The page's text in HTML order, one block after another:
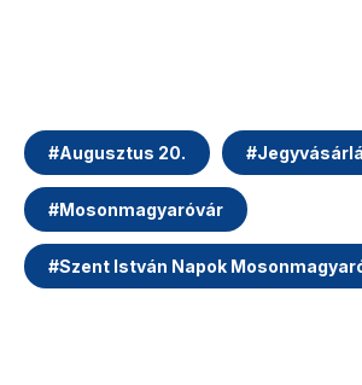
#Augusztus 20. #
#Mosonmagyaróvár
#Szent István Napok